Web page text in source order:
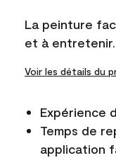
La peinture
et à entretenir.
Voir les détails du
Expérience
Temps de
application